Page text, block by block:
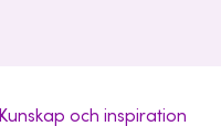
Kunskap och inspiration